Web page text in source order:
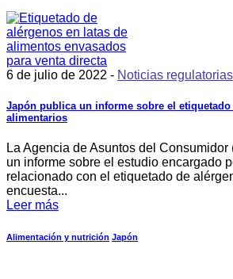
6 de julio de 2022 - Noticias regulatorias
Japón publica un informe sobre el etiquetado
alimentarios
La Agencia de Asuntos del
un informe sobre el estudio encargado
relacionado con el etiquetado de
encuesta...
Leer más
Alimentación y nutrición Japón